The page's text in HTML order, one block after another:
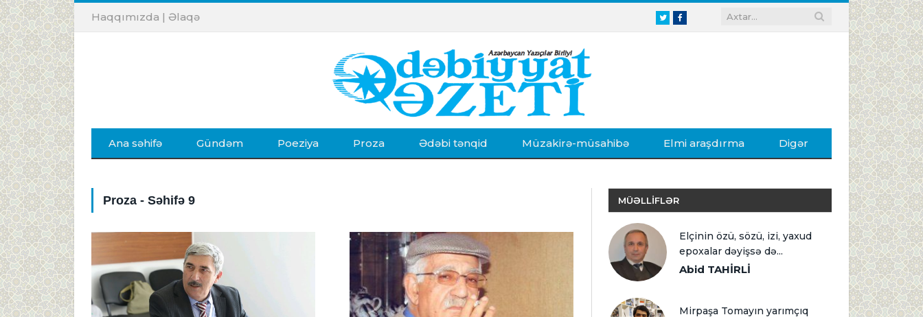
TwitterFacebook
Haqqımızda | Əlaqə
Ana səhifə Gündəm Poeziya Proza Ədəbi tənqid Müzakirə-müsahibə Elmi araşdırma Digər
Proza - Səhifə 9 MÜƏLLİFLƏR
Elçinin özü, sözü, izi, yaxud
epoxalar dəyişsə də...
Abid TAHİRLİ
Mirpaşa Tomayın yarımçıq